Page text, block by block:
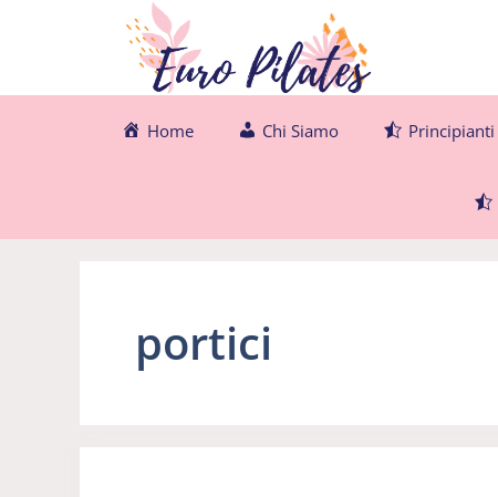
Home Chi Siamo Principianti
portici